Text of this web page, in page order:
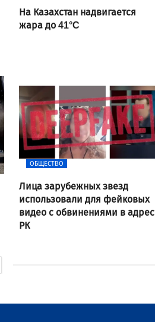
На Казахстан надвигается
жара до 41°C
ОБЩЕСТВО
Лица зарубежных звезд
использовали для фейковых
видео с обвинениями в адрес
РК